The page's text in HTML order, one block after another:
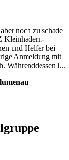
noch zu schade
Kleinhadern-
und Helfer bei
Anmeldung mit
Währenddessen l...